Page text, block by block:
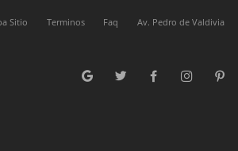
Sitio Terminos Faq
Av. Pedro de Valdivia